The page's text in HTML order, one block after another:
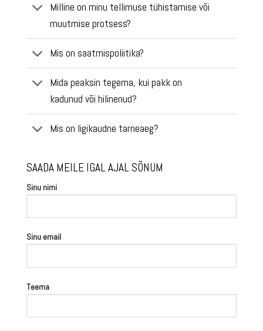
Milline on minu tellimuse tühistamise või
muutmise protsess?
Mis on saatmispoliitika?
Mida peaksin tegema, kui pakk on
kadunud või hilinenud?
Mis on ligikaudne tarneaeg?
SAADA MEILE IGAL AJAL SÕNUM
Sinu nimi
Sinu email
Teema